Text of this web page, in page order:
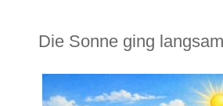
Die Sonne ging